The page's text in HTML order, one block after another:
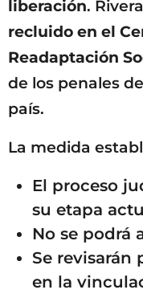
liberación.
recluido en el
Readaptación
de los penales
país.
La medida
El proceso
su etapa
No se podrá
Se revisarán
en la